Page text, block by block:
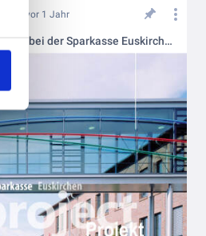
vor 1 Jahr
Frischer Wind bei der Sparkasse Euskirchen!💫